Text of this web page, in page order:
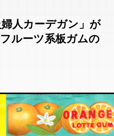
人カーデガン」が
ルーツ系板ガムの